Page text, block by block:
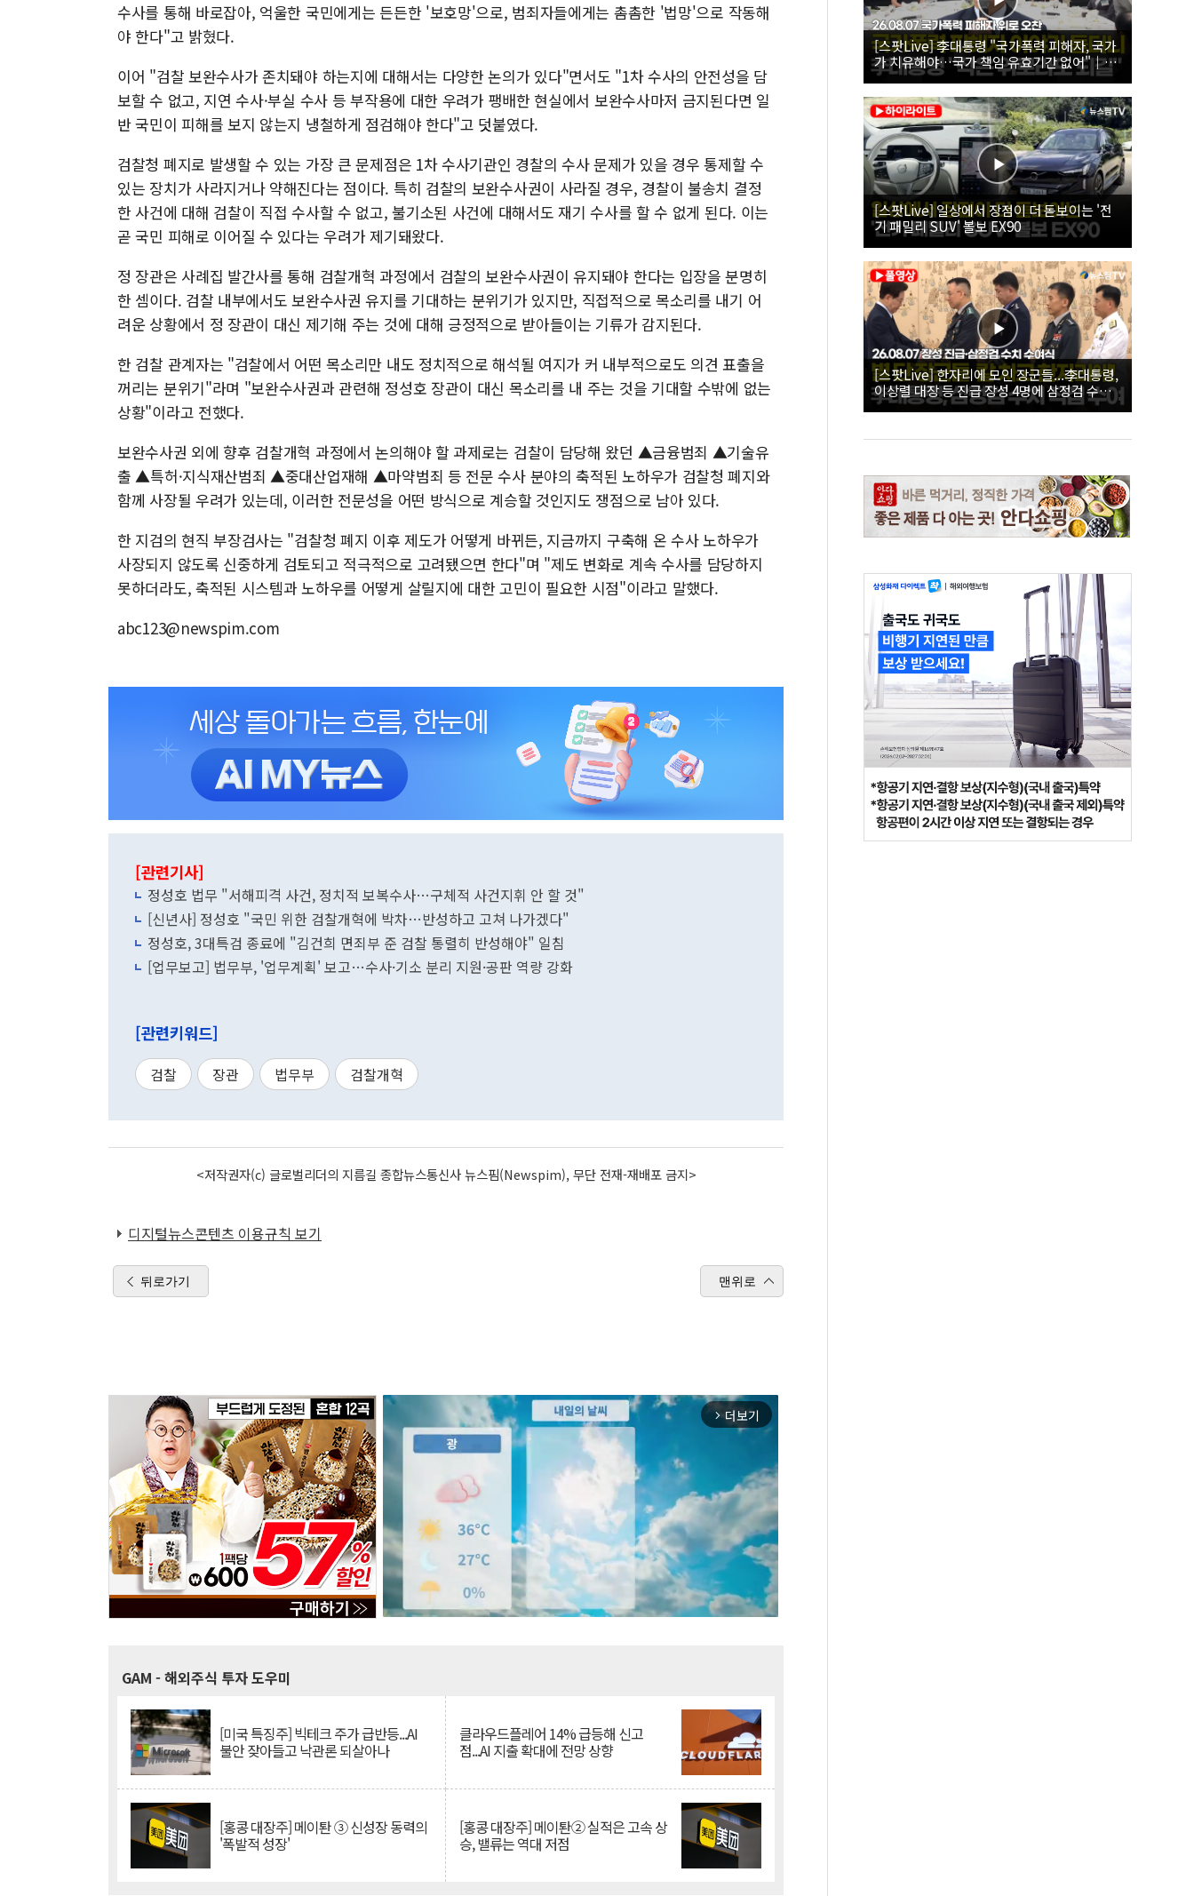
수사를 통해 바로잡아, 억울한 국민에게는 든든한 '보호망'으로, 범죄자들에게는 촘촘한 '법망'으로 작동해
야 한다"고 밝혔다.
이어 "검찰 보완수사가 존치돼야 하는지에 대해서는 다양한 논의가 있다"면서도 "1차 수사의 안전성을 담
보할 수 없고, 지연 수사·부실 수사 등 부작용에 대한 우려가 팽배한 현실에서 보완수사마저 금지된다면 일
반 국민이 피해를 보지 않는지 냉철하게 점검해야 한다"고 덧붙였다.
검찰청 폐지로 발생할 수 있는 가장 큰 문제점은 1차 수사기관인 경찰의 수사 문제가 있을 경우 통제할 수
있는 장치가 사라지거나 약해진다는 점이다. 특히 검찰의 보완수사권이 사라질 경우, 경찰이 불송치 결정
한 사건에 대해 검찰이 직접 수사할 수 없고, 불기소된 사건에 대해서도 재기 수사를 할 수 없게 된다. 이는
곧 국민 피해로 이어질 수 있다는 우려가 제기돼왔다.
정 장관은 사례집 발간사를 통해 검찰개혁 과정에서 검찰의 보완수사권이 유지돼야 한다는 입장을 분명히
한 셈이다. 검찰 내부에서도 보완수사권 유지를 기대하는 분위기가 있지만, 직접적으로 목소리를 내기 어
려운 상황에서 정 장관이 대신 제기해 주는 것에 대해 긍정적으로 받아들이는 기류가 감지된다.
한 검찰 관계자는 "검찰에서 어떤 목소리만 내도 정치적으로 해석될 여지가 커 내부적으로도 의견 표출을
꺼리는 분위기"라며 "보완수사권과 관련해 정성호 장관이 대신 목소리를 내 주는 것을 기대할 수밖에 없는
상황"이라고 전했다.
보완수사권 외에 향후 검찰개혁 과정에서 논의해야 할 과제로는 검찰이 담당해 왔던 ▲금융범죄 ▲기술유
출 ▲특허·지식재산범죄 ▲중대산업재해 ▲마약범죄 등 전문 수사 분야의 축적된 노하우가 검찰청 폐지와
함께 사장될 우려가 있는데, 이러한 전문성을 어떤 방식으로 계승할 것인지도 쟁점으로 남아 있다.
한 지검의 현직 부장검사는 "검찰청 폐지 이후 제도가 어떻게 바뀌든, 지금까지 구축해 온 수사 노하우가
사장되지 않도록 신중하게 검토되고 적극적으로 고려됐으면 한다"며 "제도 변화로 계속 수사를 담당하지
못하더라도, 축적된 시스템과 노하우를 어떻게 살릴지에 대한 고민이 필요한 시점"이라고 말했다.
abc123@newspim.com
[관련기사]
정성호 법무 "서해피격 사건, 정치적 보복수사…구체적 사건지휘 안 할 것"
[신년사] 정성호 "국민 위한 검찰개혁에 박차…반성하고 고쳐 나가겠다"
정성호, 3대특검 종료에 "김건희 면죄부 준 검찰 통렬히 반성해야" 일침
[업무보고] 법무부, '업무계획' 보고…수사·기소 분리 지원·공판 역량 강화
[관련키워드]
검찰 장관 법무부 검찰개혁
<저작권자(c) 글로벌리더의 지름길 종합뉴스통신사 뉴스핌(Newspim), 무단 전재-재배포 금지>
디지털뉴스콘텐츠 이용규칙 보기
뒤로가기 맨위로
arrow_forward_ios 더보기
GAM - 해외주식 투자 도우미
[미국 특징주] 빅테크 주가 급반등...AI
불안 잦아들고 낙관론 되살아나
클라우드플레어 14% 급등해 신고
점...AI 지출 확대에 전망 상향
[홍콩 대장주] 메이퇀 ③ 신성장 동력의
'폭발적 성장'
[홍콩 대장주] 메이퇀② 실적은 고속 상
승, 밸류는 역대 저점
[스팟Live] 李대통령 "국가폭력 피해자, 국가
가 치유해야…국가 책임 유효기간 없어"｜
26.08.07 국가폭력 피해자 위로 오찬
[스팟Live] 일상에서 장점이 더 돋보이는 '전
기 패밀리 SUV' 볼보 EX90
[스팟Live] 한자리에 모인 장군들...李대통령,
이상렬 대장 등 진급 장성 4명에 삼정검 수치
직접 수여｜26.08.07 장성 진급·삼정검 수치